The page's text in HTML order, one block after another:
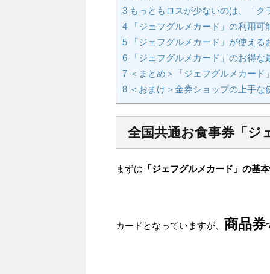
3 もっともロスが少ないのは、「ク
4 「ジェフグルメカード」の利用可
5 「ジェフグルメカード」が使える
6 「ジェフグルメカード」のお得
7 ＜まとめ＞「ジェフグルメカー
8 ＜おまけ＞金券ショップの上手な
全国共通お食事券「ジ
まずは 「ジェフグルメカード」の基
カードとなっていますが、 商品券